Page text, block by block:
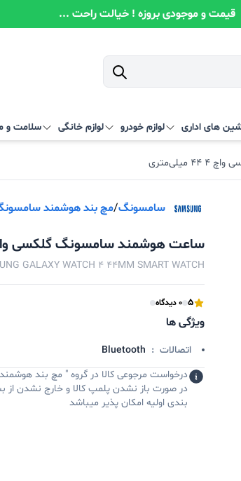
قیمت و موجودی بروزه ! خیالت راحت ...
های اداری لوازم خودرو لوازم خانگی سلامت و
سامسونگ/مچ بند هوشمند
ساعت هوشمند سامسونگ گلکسی واچ 4 44
GALAXY WATCH 4 44MM SMART WATCH
5 0 دیدگاه
ویژگی ها
اتصالات :
Bluetooth
درخواست مرجوعی کالا در گروه " مچ بند
در صورت باز نشدن پلمپ کالا و خارج نشدن از
بندی اولیه امکان پذیر میباشد